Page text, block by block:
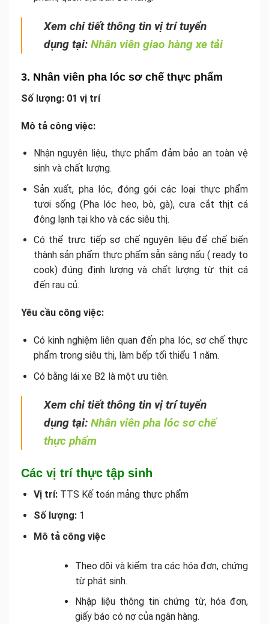
Xem chi tiết thông tin vị trí tuyển
dụng tại: Nhân viên giao hàng xe tải
3. Nhân viên pha lóc sơ chế thực phẩm
Số lượng: 01 vị trí
Mô tả công việc:
Nhận nguyên liệu, thực phẩm đảm bảo an toàn vệ
sinh và chất lượng.
Sản xuất, pha lóc, đóng gói các loại thực phẩm
tươi sống (Pha lóc heo, bò, gà), cưa cắt thịt cá
đông lạnh tại kho và các siêu thị.
Có thể trực tiếp sơ chế nguyên liệu để chế biến
thành sản phẩm thực phẩm sẵn sàng nấu ( ready to
cook) đúng định lượng và chất lượng từ thịt cá
đến rau củ.
Yêu cầu công việc:
Có kinh nghiệm liên quan đến pha lóc, sơ chế thực
phẩm trong siêu thị, làm bếp tối thiểu 1 năm.
Có bằng lái xe B2 là một ưu tiên.
Xem chi tiết thông tin vị trí tuyển
dụng tại: Nhân viên pha lóc sơ chế
thực phẩm
Các vị trí thực tập sinh
Vị trí:TTS Kế toán mảng thực phẩm
Số lượng:1
Mô tả công việc
Theo dõi và kiểm tra các hóa đơn, chứng
từ phát sinh.
Nhập liệu thông tin chứng từ, hóa đơn,
giấy báo có nợ của ngân hàng.